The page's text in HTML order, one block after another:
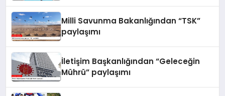
Milli Savunma Bakanlığından “TSK”
paylaşımı
İletişim Başkanlığından “Geleceğin
Mührü” paylaşımı